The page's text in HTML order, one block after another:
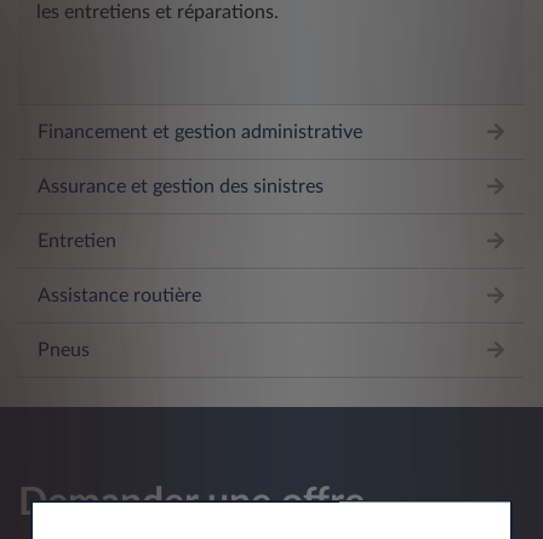
les entretiens et réparations.
Financement et gestion administrative
Assurance et gestion des sinistres
Entretien
Assistance routière
Pneus
Demander une offre